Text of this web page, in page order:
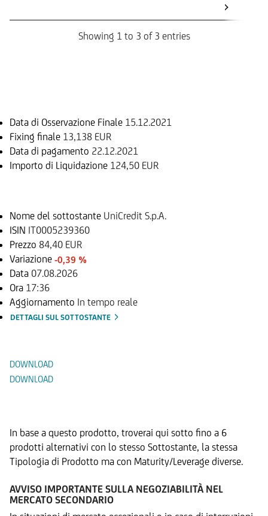
Showing 1 to 3 of 3 entries
Data di Osservazione Finale 15.12.2021
Fixing finale 13,138 EUR
Data di pagamento 22.12.2021
Importo di Liquidazione 124,50 EUR
Nome del sottostante UniCredit S.p.A.
ISIN IT0005239360
Prezzo 84,40 EUR
Variazione -0,39 %
Data 07.08.2026
Ora 17:36
Aggiornamento In tempo reale
DETTAGLI SUL SOTTOSTANTE
DOWNLOAD
DOWNLOAD
In base a questo prodotto, troverai qui sotto fino a 6
prodotti alternativi con lo stesso Sottostante, la stessa
Tipologia di Prodotto ma con Maturity/Leverage diverse.
AVVISO IMPORTANTE SULLA NEGOZIABILITÀ NEL
MERCATO SECONDARIO